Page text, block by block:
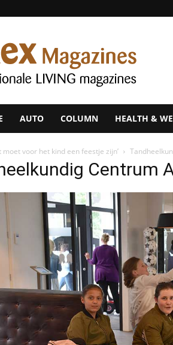
AUTO COLUMN HEALTH &
moet voor het kind een feestje zijn’
Centrum